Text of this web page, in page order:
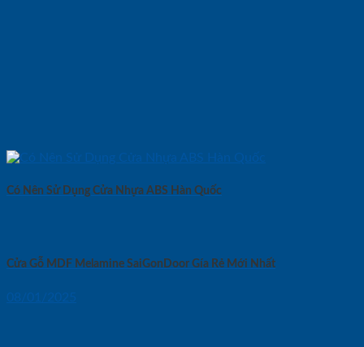
Có Nên Sử Dụng Cửa Nhựa ABS Hàn Quốc
Cửa Gỗ MDF Melamine SaiGonDoor Gía Rẻ Mới Nhất
08/01/2025